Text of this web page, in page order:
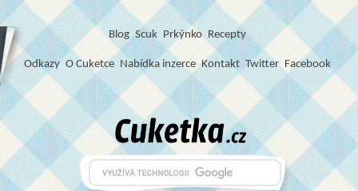
Blog Scuk Prkýnko Recepty
Odkazy O Cuketce Nabídka inzerce Kontakt Twitter Facebook